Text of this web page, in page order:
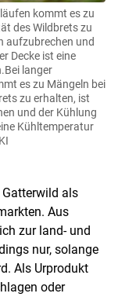
kommt es zu
des Wildbrets zu
aufzubrechen und
Decke ist eine
langer
es zu Mängeln bei
zu erhalten, ist
und der Kühlung
Kühltemperatur
als
Aus
zur land- und
nur, solange
Als Urprodukt
oder